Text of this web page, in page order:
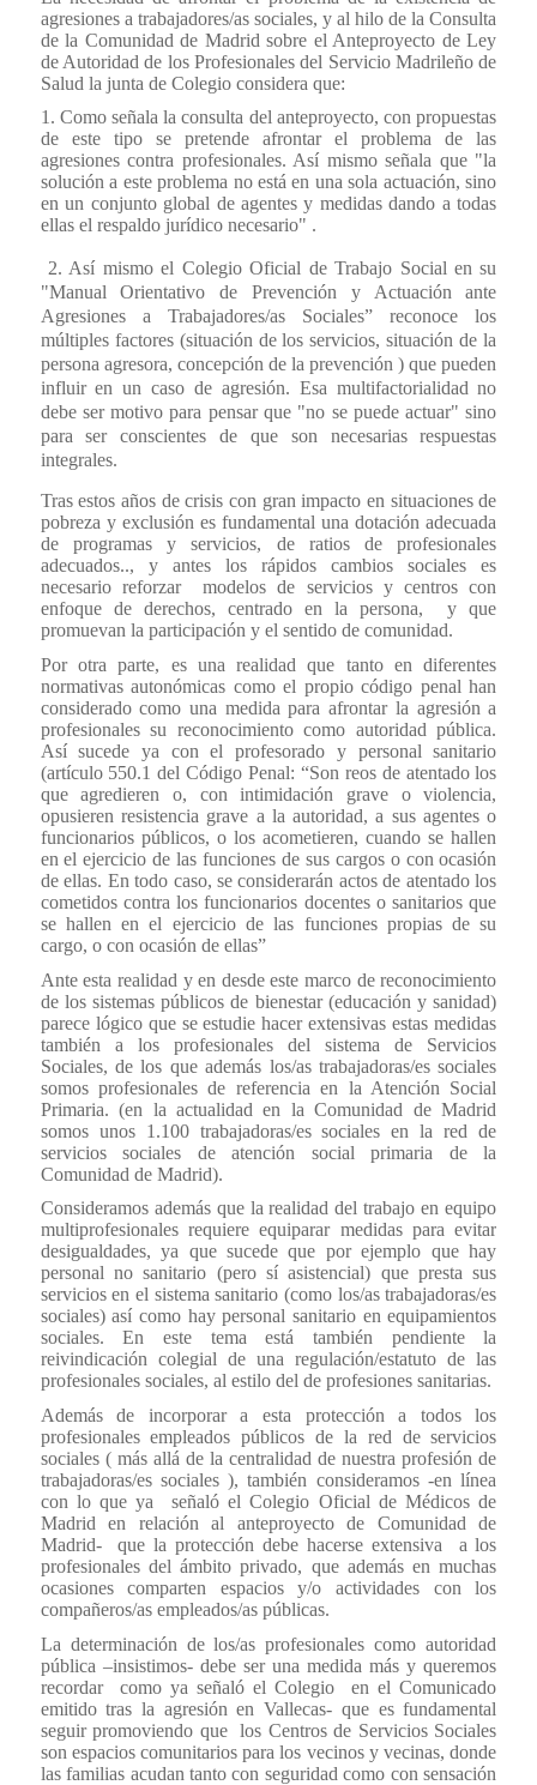
agresiones a trabajadores/as sociales, y al hilo de la Consulta
de la Comunidad de Madrid sobre el Anteproyecto de Ley
de Autoridad de los Profesionales del Servicio Madrileño de
Salud la junta de Colegio considera que:
1. Como señala la consulta del anteproyecto, con propuestas
de este tipo se pretende afrontar el problema de las
agresiones contra profesionales. Así mismo señala que "la
solución a este problema no está en una sola actuación, sino
en un conjunto global de agentes y medidas dando a todas
ellas el respaldo jurídico necesario" .
2. Así mismo el Colegio Oficial de Trabajo Social en su
"Manual Orientativo de Prevención y Actuación ante
Agresiones a Trabajadores/as Sociales” reconoce los
múltiples factores (situación de los servicios, situación de la
persona agresora, concepción de la prevención ) que pueden
influir en un caso de agresión. Esa multifactorialidad no
debe ser motivo para pensar que "no se puede actuar" sino
para ser conscientes de que son necesarias respuestas
integrales.
Tras estos años de crisis con gran impacto en situaciones de
pobreza y exclusión es fundamental una dotación adecuada
de programas y servicios, de ratios de profesionales
adecuados.., y antes los rápidos cambios sociales es
necesario reforzar modelos de servicios y centros con
enfoque de derechos, centrado en la persona, y que
promuevan la participación y el sentido de comunidad.
Por otra parte, es una realidad que tanto en diferentes
normativas autonómicas como el propio código penal han
considerado como una medida para afrontar la agresión a
profesionales su reconocimiento como autoridad pública.
Así sucede ya con el profesorado y personal sanitario
(artículo 550.1 del Código Penal: “Son reos de atentado los
que agredieren o, con intimidación grave o violencia,
opusieren resistencia grave a la autoridad, a sus agentes o
funcionarios públicos, o los acometieren, cuando se hallen
en el ejercicio de las funciones de sus cargos o con ocasión
de ellas. En todo caso, se considerarán actos de atentado los
cometidos contra los funcionarios docentes o sanitarios que
se hallen en el ejercicio de las funciones propias de su
cargo, o con ocasión de ellas”
Ante esta realidad y en desde este marco de reconocimiento
de los sistemas públicos de bienestar (educación y sanidad)
parece lógico que se estudie hacer extensivas estas medidas
también a los profesionales del sistema de Servicios
Sociales, de los que además los/as trabajadoras/es sociales
somos profesionales de referencia en la Atención Social
Primaria. (en la actualidad en la Comunidad de Madrid
somos unos 1.100 trabajadoras/es sociales en la red de
servicios sociales de atención social primaria de la
Comunidad de Madrid).
Consideramos además que la realidad del trabajo en equipo
multiprofesionales requiere equiparar medidas para evitar
desigualdades, ya que sucede que por ejemplo que hay
personal no sanitario (pero sí asistencial) que presta sus
servicios en el sistema sanitario (como los/as trabajadoras/es
sociales) así como hay personal sanitario en equipamientos
sociales. En este tema está también pendiente la
reivindicación colegial de una regulación/estatuto de las
profesionales sociales, al estilo del de profesiones sanitarias.
Además de incorporar a esta protección a todos los
profesionales empleados públicos de la red de servicios
sociales ( más allá de la centralidad de nuestra profesión de
trabajadoras/es sociales ), también consideramos -en línea
con lo que ya señaló el Colegio Oficial de Médicos de
Madrid en relación al anteproyecto de Comunidad de
Madrid- que la protección debe hacerse extensiva a los
profesionales del ámbito privado, que además en muchas
ocasiones comparten espacios y/o actividades con los
compañeros/as empleados/as públicas.
La determinación de los/as profesionales como autoridad
pública –insistimos- debe ser una medida más y queremos
recordar como ya señaló el Colegio en el Comunicado
emitido tras la agresión en Vallecas- que es fundamental
seguir promoviendo que los Centros de Servicios Sociales
son espacios comunitarios para los vecinos y vecinas, donde
las familias acudan tanto con seguridad como con sensación